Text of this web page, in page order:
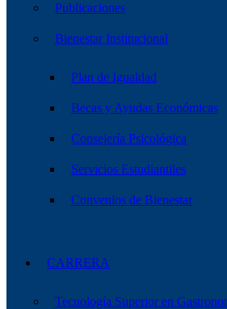
Publicaciones
Bienestar Institucional
Plan de Igualdad
Becas y Ayudas Económicas
Consejería Psicológica
Servicios Estudiantiles
Convenios de Bienestar
CARRERA
Tecnología Superior en